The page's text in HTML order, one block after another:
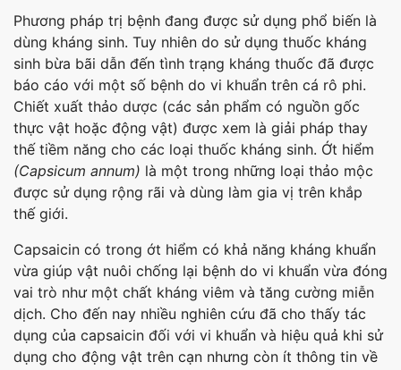
Phương pháp trị bệnh đang được sử dụng phổ biến là
dùng kháng sinh. Tuy nhiên do sử dụng thuốc kháng
sinh bừa bãi dẫn đến tình trạng kháng thuốc đã được
báo cáo với một số bệnh do vi khuẩn trên cá rô phi.
Chiết xuất thảo dược (các sản phẩm có nguồn gốc
thực vật hoặc động vật) được xem là giải pháp thay
thế tiềm năng cho các loại thuốc kháng sinh. Ớt hiểm
(Capsicum annum) là một trong những loại thảo mộc
được sử dụng rộng rãi và dùng làm gia vị trên khắp
thế giới.
Capsaicin có trong ớt hiểm có khả năng kháng khuẩn
vừa giúp vật nuôi chống lại bệnh do vi khuẩn vừa đóng
vai trò như một chất kháng viêm và tăng cường miễn
dịch. Cho đến nay nhiều nghiên cứu đã cho thấy tác
dụng của capsaicin đối với vi khuẩn và hiệu quả khi sử
dụng cho động vật trên cạn nhưng còn ít thông tin về